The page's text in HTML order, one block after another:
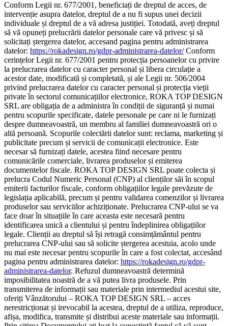
Conform Legii nr. 677/2001, beneficiați de dreptul de acces, de
intervenție asupra datelor, dreptul de a nu fi supus unei decizii
individuale și dreptul de a vă adresa justiției. Totodată, aveți dreptul
să vă opuneți prelucrării datelor personale care vă privesc și să
solicitați ștergerea datelor, accesand pagina pentru administrarea
datelor: https://rokadesign.ro/gdpr-administrarea-datelor/Conform
cerințelor Legii nr. 677/2001 pentru protecția persoanelor cu privire
la prelucrarea datelor cu caracter personal și libera circulație a
acestor date, modificată și completată, și ale Legii nr. 506/2004
privind prelucrarea datelor cu caracter personal și protecția vieții
private în sectorul comunicațiilor electronice, ROKA TOP DESIGN
SRL are obligația de a administra în condiții de siguranță și numai
pentru scopurile specificate, datele personale pe care ni le furnizați
despre dumneavoastră, un membru al familiei dumneavoastră ori o
altă persoană. Scopurile colectării datelor sunt: reclama, marketing și
publicitate precum și servicii de comunicații electronice. Este
necesar să furnizați datele, acestea fiind necesare pentru
comunicările comerciale, livrarea produselor și emiterea
documentelor fiscale. ROKA TOP DESIGN SRL poate colecta și
prelucra Codul Numeric Personal (CNP) al clienților săi în scopul
emiterii facturilor fiscale, conform obligațiilor legale prevăzute de
legislația aplicabilă, precum și pentru validarea comenzilor și livrarea
produselor sau serviciilor achiziționate. Prelucrarea CNP-ului se va
face doar în situațiile în care aceasta este necesară pentru
identificarea unică a clientului și pentru îndeplinirea obligațiilor
legale. Clienții au dreptul să își retragă consimțământul pentru
prelucrarea CNP-ului sau să solicite ștergerea acestuia, acolo unde
nu mai este necesar pentru scopurile în care a fost colectat, accesând
pagina pentru administrarea datelor: https://rokadesign.ro/gdpr-
administrarea-datelor. Refuzul dumneavoastră determină
imposibilitatea noastră de a vă putea livra produsele. Prin
transmiterea de informații sau materiale prin intermediul acestui site,
oferiți Vânzătorului – ROKA TOP DESIGN SRL – acces
nerestricționat și irevocabil la acestea, dreptul de a utiliza, reproduce,
afișa, modifica, transmite și distribui aceste materiale sau informații.